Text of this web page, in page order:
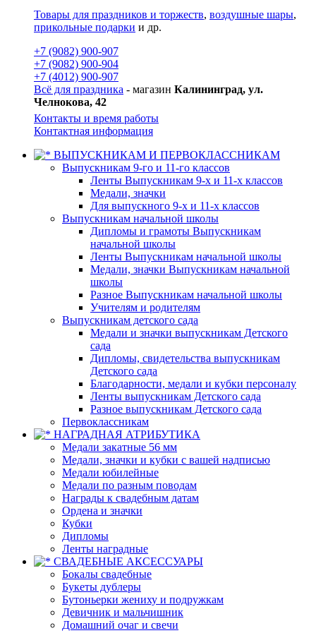
Товары для праздников и торжеств, воздушные шары,
прикольные подарки и др.
+7 (9082) 900-907
+7 (9082) 900-904
+7 (4012) 900-907
Всё для праздника - магазин Калининград, ул.
Челнокова, 42
Контакты и время работы
Контактная информация
ВЫПУСКНИКАМ И ПЕРВОКЛАССНИКАМ
Выпускникам 9-го и 11-го классов
Ленты Выпускникам 9-х и 11-х классов
Медали, значки
Для выпускного 9-х и 11-х классов
Выпускникам начальной школы
Дипломы и грамоты Выпускникам
начальной школы
Ленты Выпускникам начальной школы
Медали, значки Выпускникам начальной
школы
Разное Выпускникам начальной школы
Учителям и родителям
Выпускникам детского сада
Медали и значки выпускникам Детского
сада
Дипломы, свидетельства выпускникам
Детского сада
Благодарности, медали и кубки персоналу
Ленты выпускникам Детского сада
Разное выпускникам Детского сада
Первоклассникам
НАГРАДНАЯ АТРИБУТИКА
Медали закатные 56 мм
Медали, значки и кубки с вашей надписью
Медали юбилейные
Медали по разным поводам
Награды к свадебным датам
Ордена и значки
Кубки
Дипломы
Ленты наградные
СВАДЕБНЫЕ АКСЕССУАРЫ
Бокалы свадебные
Букеты дублеры
Бутоньерки жениху и подружкам
Девичник и мальчишник
Домашний очаг и свечи